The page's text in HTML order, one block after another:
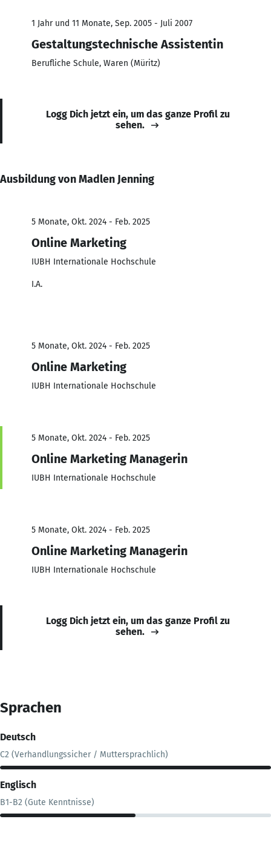
1 Jahr und 11 Monate, Sep. 2005 - Juli 2007
Gestaltungstechnische Assistentin
Berufliche Schule, Waren (Müritz)
Logg Dich jetzt ein, um das ganze Profil zu
sehen.
Ausbildung von Madlen Jenning
5 Monate, Okt. 2024 - Feb. 2025
Online Marketing
IUBH Internationale Hochschule
I.A.
5 Monate, Okt. 2024 - Feb. 2025
Online Marketing
IUBH Internationale Hochschule
5 Monate, Okt. 2024 - Feb. 2025
Online Marketing Managerin
IUBH Internationale Hochschule
5 Monate, Okt. 2024 - Feb. 2025
Online Marketing Managerin
IUBH Internationale Hochschule
Logg Dich jetzt ein, um das ganze Profil zu
sehen.
Sprachen
Deutsch
C2 (Verhandlungssicher / Muttersprachlich)
Englisch
B1-B2 (Gute Kenntnisse)